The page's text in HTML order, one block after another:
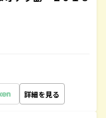
詳細を見る